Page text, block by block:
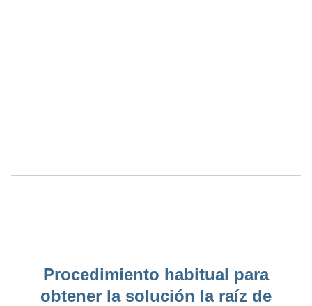
Procedimiento habitual para
obtener la solución la raíz de